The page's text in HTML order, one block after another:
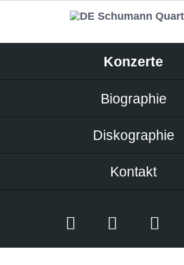
Konzerte
Biographie
Diskographie
Kontakt